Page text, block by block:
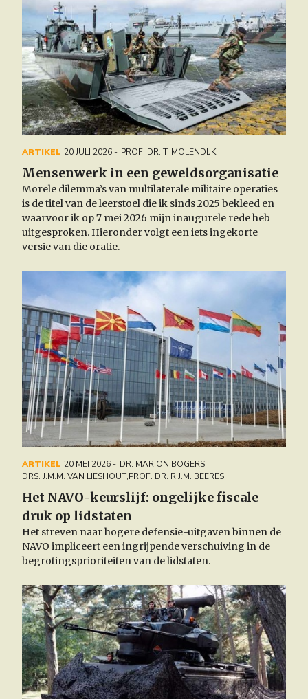
ARTIKEL 20 JULI 2026 PROF. DR. T. MOLENDIJK
Mensenwerk in een geweldsorganisatie
Morele dilemma’s van multilaterale militaire operaties
is de titel van de leerstoel die ik sinds 2025 bekleed en
waarvoor ik op 7 mei 2026 mijn inaugurele rede heb
uitgesproken. Hieronder volgt een iets ingekorte
versie van die oratie.
ARTIKEL 20 MEI 2026 DR. MARION BOGERS,
DRS. J.M.M. VAN LIESHOUT,PROF. DR. R.J.M. BEERES
Het NAVO-keurslijf: ongelijke fiscale
druk op lidstaten
Het streven naar hogere defensie-uitgaven binnen de
NAVO impliceert een ingrijpende verschuiving in de
begrotingsprioriteiten van de lidstaten.